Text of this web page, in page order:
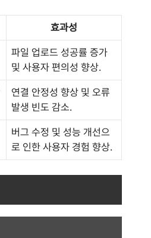
효과성
파일 업로드 성공률 증가
및 사용자 편의성 향상.
연결 안정성 향상 및 오류
발생 빈도 감소.
버그 수정 및 성능 개선으
로 인한 사용자 경험 향상.